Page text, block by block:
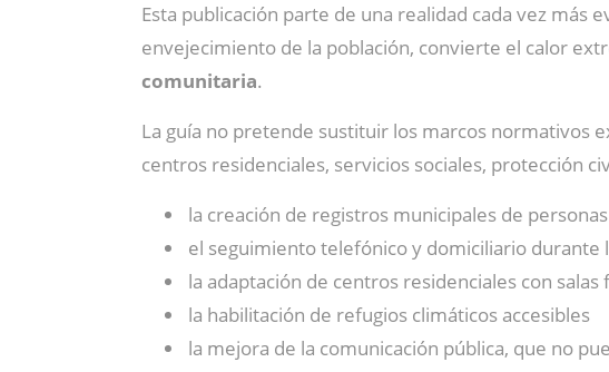
Esta publicación parte de una realidad cada vez más
envejecimiento de la población, convierte el calor
comunitaria.
La guía no pretende sustituir los marcos normativos
centros residenciales, servicios sociales, protección
la creación de registros municipales de
el seguimiento telefónico y domiciliario durante
la adaptación de centros residenciales con
la habilitación de refugios climáticos accesibles
la mejora de la comunicación pública, que no